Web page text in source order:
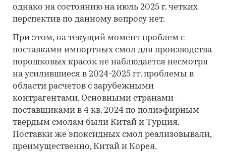
однако на состоянию на июль 2025 г. четких
перспектив по данному вопросу нет.
При этом, на текущий момент проблем с
поставками импортных смол для производства
порошковых красок не наблюдается несмотря
на усилившиеся в 2024-2025 гг. проблемы в
области расчетов с зарубежными
контрагентами. Основными странами-
поставщиками в 4 кв. 2024 по полиэфирным
твердым смолам были Китай и Турция.
Поставки же эпоксидных смол реализовывали,
преимущественно, Китай и Корея.